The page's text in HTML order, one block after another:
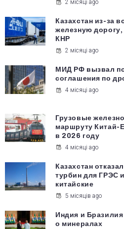
2 місяці ago
Казахстан из-за
железную дорогу,
КНР
2 місяці ago
МИД РФ вызвал
соглашения по
4 місяці ago
Грузовые
маршруту Китай-
в 2026 году
4 місяці ago
Казахстан
турбин для ГРЭС
китайские
5 місяців ago
Индия и
о минералах